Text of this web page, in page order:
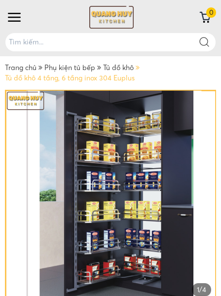
0
Trang chủ Phụ kiện tủ bếp
Tủ đồ khô
Tủ đồ khô 4 tầng, 6 tầng inox 304 Euplus
1/4